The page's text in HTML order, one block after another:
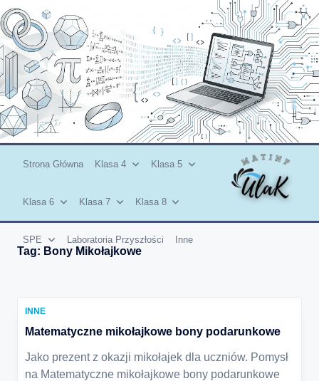
Skip
to
content
Strona Główna Klasa 4 Klasa 5
Klasa 6 Klasa 7 Klasa 8
SPE Laboratoria Przyszłości Inne
Tag: Bony Mikołajkowe
INNE
Matematyczne mikołajkowe bony podarunkowe
Jako prezent z okazji mikołajek dla uczniów. Pomysł
na Matematyczne mikołajkowe bony podarunkowe